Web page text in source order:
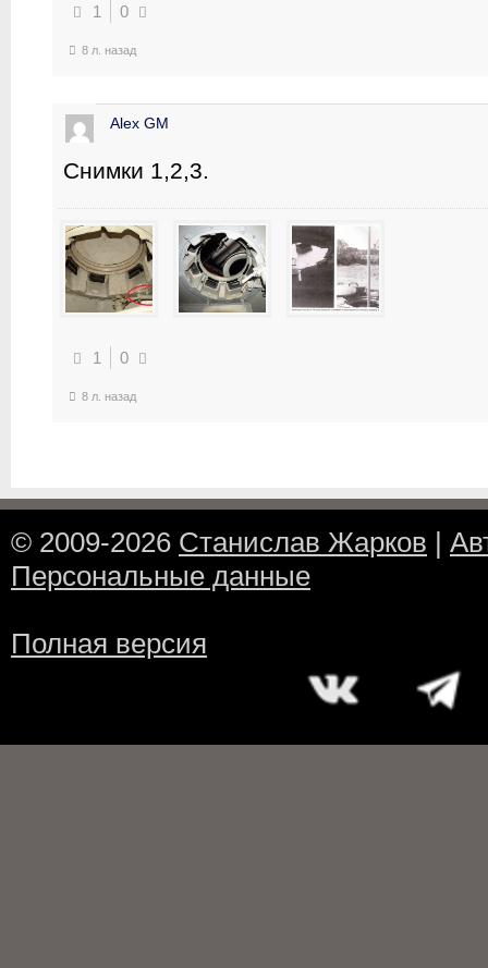
1 0
8 л. назад
Alex GM
Снимки 1,2,3.
1 0
8 л. назад
© 2009-2026 Станислав Жарков |
Персональные данные
Полная версия